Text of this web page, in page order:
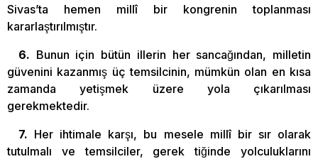
Sivas’ta hemen millî bir kongrenin toplanması
kararlaştırılmıştır.
6. Bunun için bütün illerin her sancağından, milletin
güvenini kazanmış üç temsilcinin, mümkün olan en kısa
zamanda yetişmek üzere yola çıkarılması
gerekmektedir.
7. Her ihtimale karşı, bu mesele millî bir sır olarak
tutulmalı ve temsilciler, gerek tiğinde yolculuklarını